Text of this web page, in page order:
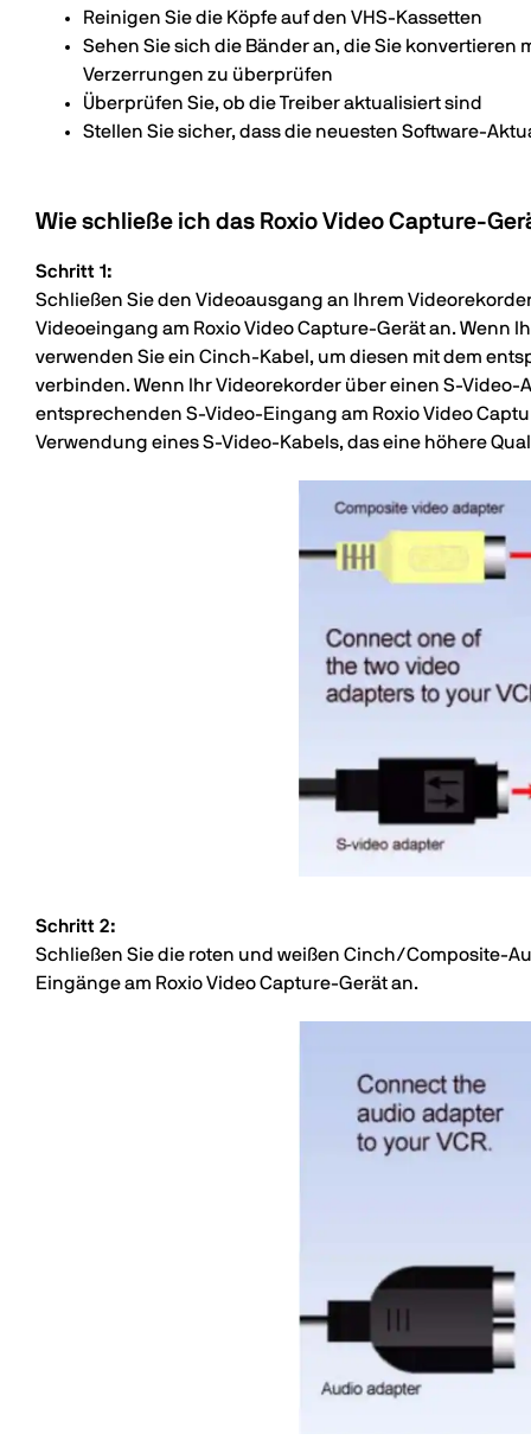
Reinigen Sie die Köpfe auf den VHS-Kassetten
Sehen Sie sich die Bänder an, die Sie
Verzerrungen zu überprüfen
Überprüfen Sie, ob die Treiber aktualisiert sind
Stellen Sie sicher, dass die neuesten Software-
Wie schließe ich das Roxio Video Capture-
Schritt 1:
Schließen Sie den Videoausgang an Ihrem
Videoeingang am Roxio Video Capture-Gerät an.
verwenden Sie ein Cinch-Kabel, um diesen mit dem
verbinden. Wenn Ihr Videorekorder über einen S-
entsprechenden S-Video-Eingang am Roxio Video
Verwendung eines S-Video-Kabels, das eine höhere
Schritt 2:
Schließen Sie die roten und weißen Cinch/Composite-
Eingänge am Roxio Video Capture-Gerät an.